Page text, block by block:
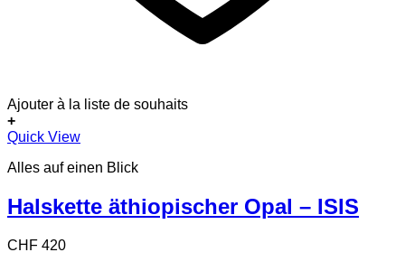
Ajouter à la liste de souhaits
+
Quick View
Alles auf einen Blick
Halskette äthiopischer Opal – ISIS
CHF 420